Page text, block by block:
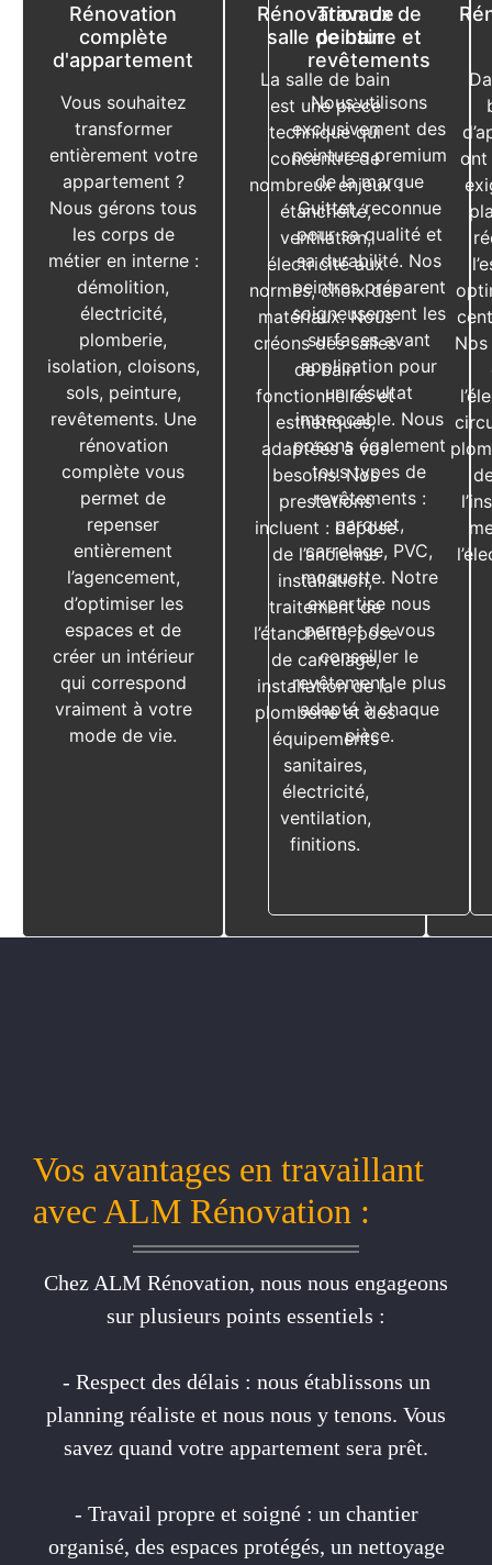
Rénovation
complète
d'appartement
Vous souhaitez
transformer
entièrement votre
appartement ?
Nous gérons tous
les corps de
métier en interne :
démolition,
électricité,
plomberie,
isolation, cloisons,
sols, peinture,
revêtements. Une
rénovation
complète vous
permet de
repenser
entièrement
l’agencement,
d’optimiser les
espaces et de
créer un intérieur
qui correspond
vraiment à votre
mode de vie.
Rénovation de
salle de bain
La salle de bain
est une pièce
technique qui
concentre de
nombreux enjeux :
étanchéité,
ventilation,
électricité aux
normes, choix des
matériaux. Nous
créons des salles
de bain
fonctionnelles et
esthétiques,
adaptées à vos
besoins. Nos
prestations
incluent : dépose
de l’ancienne
installation,
traitement de
l’étanchéité, pose
de carrelage,
installation de la
plomberie et des
équipements
sanitaires,
électricité,
ventilation,
finitions.
ont
Travaux de
peinture et
revêtements
Nous utilisons
exclusivement des
peintures premium
de la marque
Guittet, reconnue
pour sa qualité et
sa durabilité. Nos
peintres préparent
soigneusement les
surfaces avant
application pour
un résultat
impeccable. Nous
posons également
tous types de
revêtements :
parquet,
carrelage, PVC,
moquette. Notre
expertise nous
permet de vous
conseiller le
revêtement le plus
adapté à chaque
pièce.
Vos avantages en travaillant
avec ALM Rénovation :
Chez ALM Rénovation, nous nous engageons
sur plusieurs points essentiels :
- Respect des délais : nous établissons un
planning réaliste et nous nous y tenons. Vous
savez quand votre appartement sera prêt.
- Travail propre et soigné : un chantier
organisé, des espaces protégés, un nettoyage